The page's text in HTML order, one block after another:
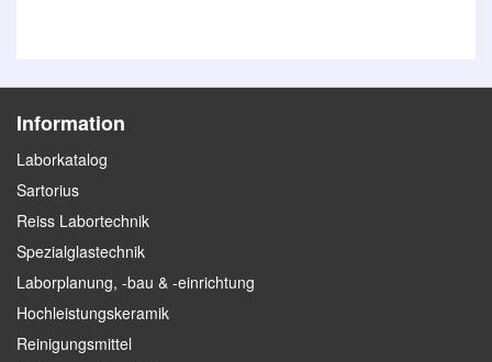
Information
Laborkatalog
Sartorius
Reiss Labortechnik
Spezialglastechnik
Laborplanung, -bau & -einrichtung
Hochleistungskeramik
Reinigungsmittel